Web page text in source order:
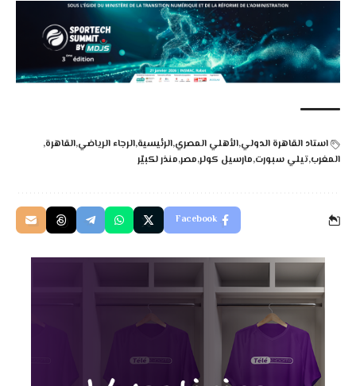
استاد القاهرة الدوليالأهلي المصريالرئيسيةالرجاء الرياضيالقاهرة
المغربتيلي سبورتمارسيل كولرمصرمنذر لكبيّر
Facebook